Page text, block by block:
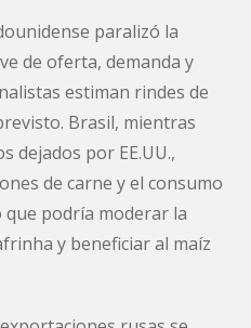
paralizó la
de oferta, demanda y
estiman rindes de
Brasil, mientras
dejados por EE.UU.,
de carne y el consumo
podría moderar la
y beneficiar al maíz